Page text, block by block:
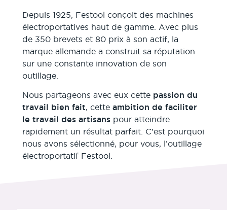
Depuis 1925, Festool conçoit des machines
électroportatives haut de gamme. Avec plus
de 350 brevets et 80 prix à son actif, la
marque allemande a construit sa réputation
sur une constante innovation de son
outillage.
Nous partageons avec eux cette passion du
travail bien fait, cetteambition de faciliter
le travail des artisanspour atteindre
rapidement un résultat parfait. C’est pourquoi
nous avons sélectionné, pour vous, l’outillage
électroportatif Festool.